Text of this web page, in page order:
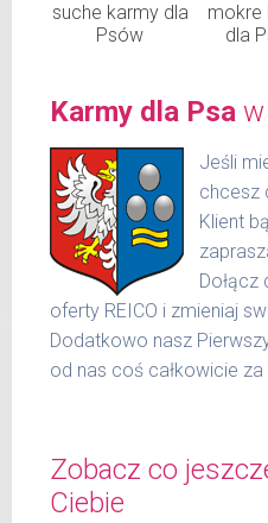
suche karmy dla
Psów
mokre
dla
Karmy dla Psa
Jeśli
chcesz
Klient
oferty REICO i zmieniaj
Dodatkowo nasz
od nas coś całkowicie
Zobacz co
Ciebie